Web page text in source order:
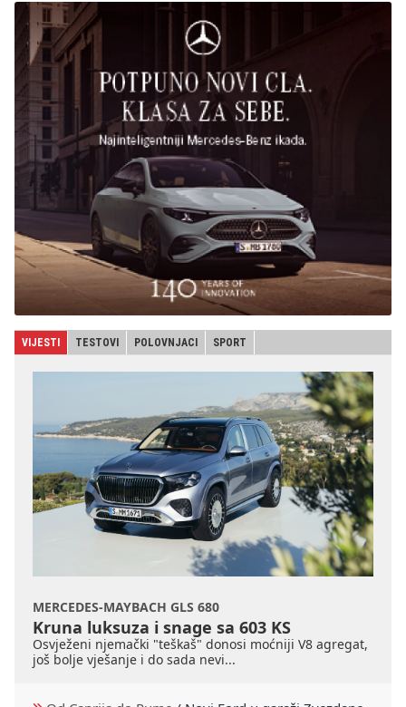
VIJESTI TESTOVI POLOVNJACI SPORT
MERCEDES-MAYBACH GLS 680
Kruna luksuza i snage sa 603 KS
Osvježeni njemački "teškaš" donosi moćniji V8 agregat,
još bolje vješanje i do sada nevi...